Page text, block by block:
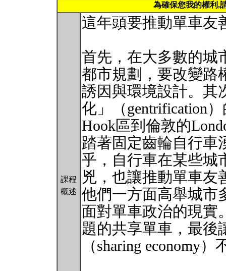
為確保您我的權利,
課程
概述
這年頭要推動單車友
首先，在大多數的城
都市規劃，要改變路
誘因與環境設計。其
化」（gentrification
Hook區到倫敦的
踏著固定齒輪自行車
乎，自行車在某些城
兇，也讓推動單車友
他們一方面高舉城市
面對單車政治的現實
題的共享單車，最後
（sharing economy